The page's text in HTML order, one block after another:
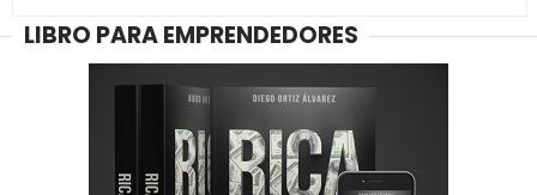
LIBRO PARA EMPRENDEDORES